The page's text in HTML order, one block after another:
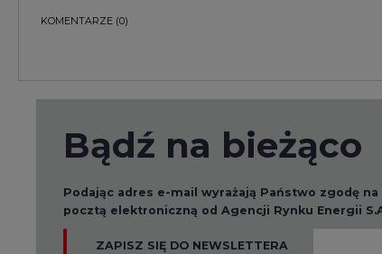
KOMENTARZE (0)
Bądź na bieżąco
Podając adres e-mail wyrażają Państwo zgodę
pocztą elektroniczną od Agencji Rynku Energii
ZAPISZ SIĘ DO NEWSLETTERA